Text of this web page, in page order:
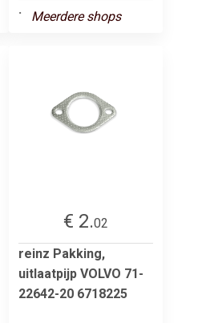
.
Meerdere shops
€ 2.02
reinz Pakking,
uitlaatpijp VOLVO 71-
22642-20 6718225